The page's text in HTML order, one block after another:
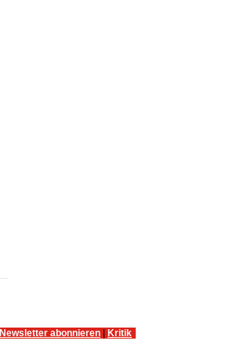
Newsletter abonnieren Kritik